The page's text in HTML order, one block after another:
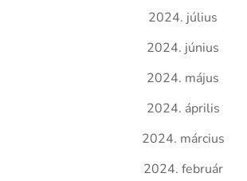
2024. július
2024. június
2024. május
2024. április
2024. március
2024. február